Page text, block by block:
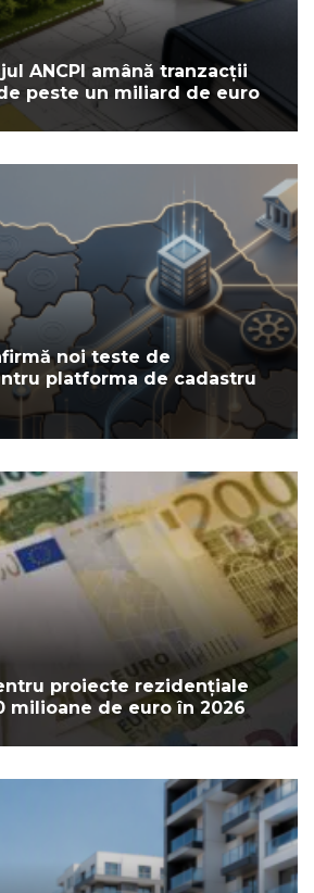
ANCPI amână tranzacții
peste un miliard de euro
noi teste de
platforma de cadastru
proiecte rezidențiale
milioane de euro în 2026